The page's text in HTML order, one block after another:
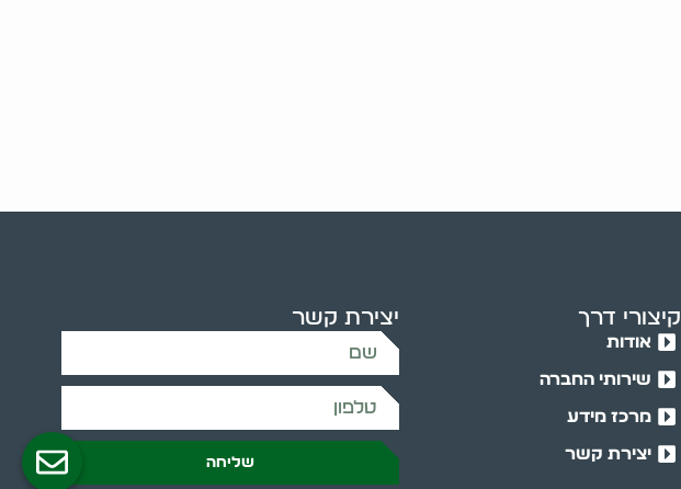
קיצורי דרך
אודות
שירותי החברה
מרכז מידע
יצירת קשר
יצירת קשר
שליחה